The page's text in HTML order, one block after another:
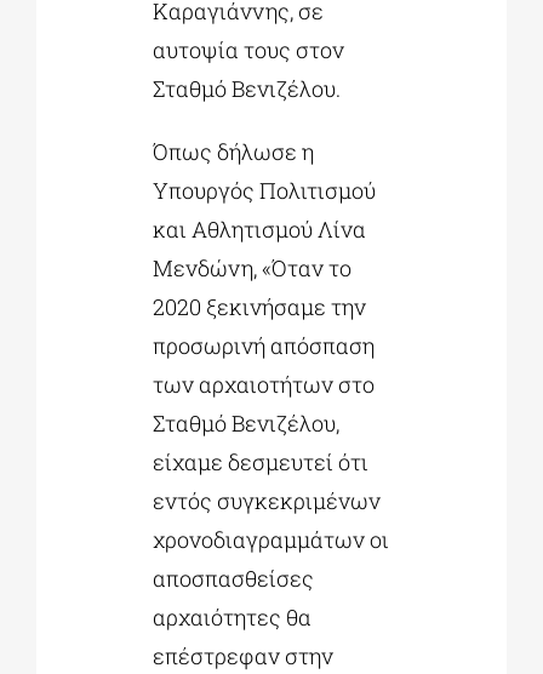
Καραγιάννης, σε
αυτοψία τους στον
Σταθμό Βενιζέλου.
Όπως δήλωσε η
Υπουργός Πολιτισμού
και Αθλητισμού Λίνα
Μενδώνη, «Όταν το
2020 ξεκινήσαμε την
προσωρινή απόσπαση
των αρχαιοτήτων στο
Σταθμό Βενιζέλου,
είχαμε δεσμευτεί ότι
εντός συγκεκριμένων
χρονοδιαγραμμάτων οι
αποσπασθείσες
αρχαιότητες θα
επέστρεφαν στην